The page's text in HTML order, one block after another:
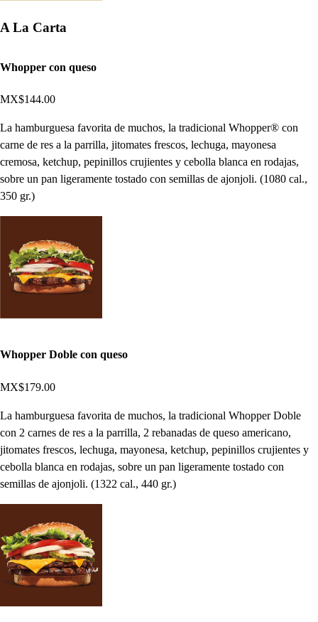
A La Carta
Whopper con queso
MX$144.00
La hamburguesa favorita de muchos, la tradicional Whopper® con
carne de res a la parrilla, jitomates frescos, lechuga, mayonesa
cremosa, ketchup, pepinillos crujientes y cebolla blanca en rodajas,
sobre un pan ligeramente tostado con semillas de ajonjoli. (1080 cal.,
350 gr.)
Whopper Doble con queso
MX$179.00
La hamburguesa favorita de muchos, la tradicional Whopper Doble
con 2 carnes de res a la parrilla, 2 rebanadas de queso americano,
jitomates frescos, lechuga, mayonesa, ketchup, pepinillos crujientes y
cebolla blanca en rodajas, sobre un pan ligeramente tostado con
semillas de ajonjoli. (1322 cal., 440 gr.)